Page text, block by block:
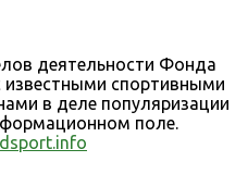
деятельности Фонда
известными спортивными
в деле популяризации
поле.